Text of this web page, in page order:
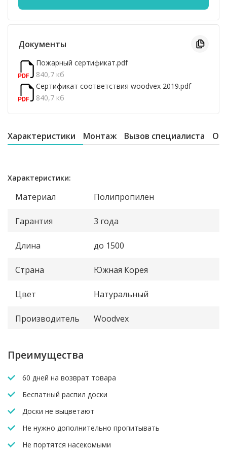
Документы
Пожарный сертификат.pdf
840,7 кб
Сертификат соответствия woodvex 2019.pdf
840,7 кб
Характеристики Монтаж Вызов специалиста
Характеристики:
Материал Полипропилен
Гарантия 3 года
Длина до 1500
Страна Южная Корея
Цвет Натуральный
Производитель Woodvex
Преимущества
60 дней на возврат товара
Беспатный распил доски
Доски не выцветают
Не нужно дополнительно пропитывать
Не портятся насекомыми